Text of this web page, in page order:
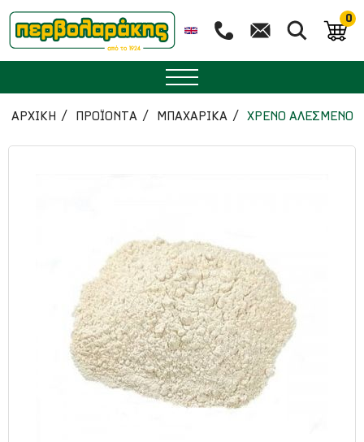
0
ΜΠΑΧΑΡΙΚΑ
ΒΟΤΑΝΑ
ΖΑΧΑΡΟΠΛΑΣΤΙΚΗ
ΑΙΘΕΡΙΑ ΕΛΑΙΑ
ΑΡΧΙΚΉ ΠΡΟΪΟΝΤΑ ΜΠΑΧΑΡΙΚΑ ΧΡΕΝΟ ΑΛΕΣΜΕΝΟ